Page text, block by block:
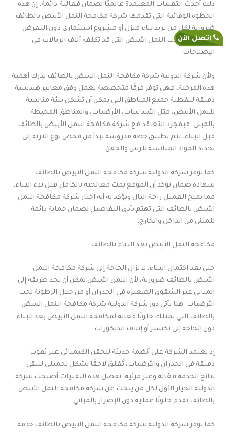
ذلك أحدث التقنيات المعتمدة عالميًا لضمان فعالية دائمة. إن هذه
الخطوة الوقائية التي تقدمها شركة مكافحة النمل الأبيض بالطائف
ضرورية لكل من يريد بناء منزل أو مشروع استثماري دون التعرض
لاحقًا لمشكلات النمل الأبيض التي قد تكلفه آلاف الريالات في
الإصلاحات.
ولأن شركة الدولية شركة مكافحة النمل الابيض بالطائف تدرك أهمية
هذه المرحلة، فهي توفر فرقًا متخصصة تعمل وفق معايير هندسية
دقيقة لتغطية جميع المناطق التي يمكن أن تشكل بيئة مناسبة
للنمل الأبيض، مثل الأساسات، الأرضيات، والمناطق المحيطة
بالمبنى. فبمجرد التعاقد مع شركة مكافحة النمل الأبيض بالطائف
قبل البناء، يتم تطبيق خطة مدروسة تبدأ من فحص نوع التربة إلى
تحديد المواد المناسبة للرش والحقن.
كما توفر شركة الدولية شركة مكافحة النمل الابيض بالطائف
شهادة ضمان تؤكد أن الموقع تمت معالجته بالكامل قبل بدء البناء،
مما يمنح العميل راحة البال ويؤكد له أنه اختار شركة مكافحة النمل
الأبيض بالطائف التي تهتم بأدق التفاصيل لضمان حماية دائمة
للمبنى من الداخل والخارج.
مكافحة النمل الأبيض بعد البناء بالطائف
حتى بعد اكتمال البناء، لا تزال الحاجة إلى شركة مكافحة النمل
الأبيض بالطائف ضرورية، لأن النمل الأبيض يمكن أن يجد طريقه إلى
المباني عبر الشقوق الصغيرة في الجدران أو من خلال الرطوبة تحت
الأرضيات. هنا يأتي دور شركة الدولية شركة مكافحة النمل الابيض
بالطائف التي تمتلك حلولًا فعالة لمكافحة النمل الأبيض بعد البناء
دون الحاجة إلى تكسير أو إتلاف الديكورات.
إذ تعتمد الشركة على أنظمة حديثة للحقن الكيميائي عبر ثقوب
دقيقة في الجدران والأرضيات، تُغلق لاحقًا بشكل تجميلي لتبقى
نتائج الخدمة فعّالة وغير مرئية. بفضل هذه التقنيات أصبحت شركة
الدولية الخيار الأول لكل من يبحث عن شركة مكافحة النمل الأبيض
بالطائف تقدم حلولًا عملية دون الإضرار بالمباني.
كما توفر شركة الدولية شركة مكافحة النمل الابيض بالطائف خدمة
إتصل الأن